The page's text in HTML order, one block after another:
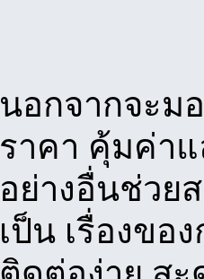
นอกจากจะม
ราคา คุ้มค่า
อย่างอื่นช่วย
เป็น เรื่องขอ